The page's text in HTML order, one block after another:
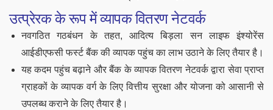
उत्प्रेरक के रूप में व्यापक वितरण नेटवर्क
नवगठित गठबंधन के तहत, आदित्य बिड़ला सन लाइफ इंश्योरेंस
आईडीएफसी फर्स्ट बैंक की व्यापक पहुंच का लाभ उठाने के लिए तैयार है।
यह कदम पहुंच बढ़ाने और बैंक के व्यापक वितरण नेटवर्क द्वारा सेवा प्राप्त
ग्राहकों के व्यापक वर्ग के लिए वित्तीय सुरक्षा और योजना को आसानी से
उपलब्ध कराने के लिए तैयार है।